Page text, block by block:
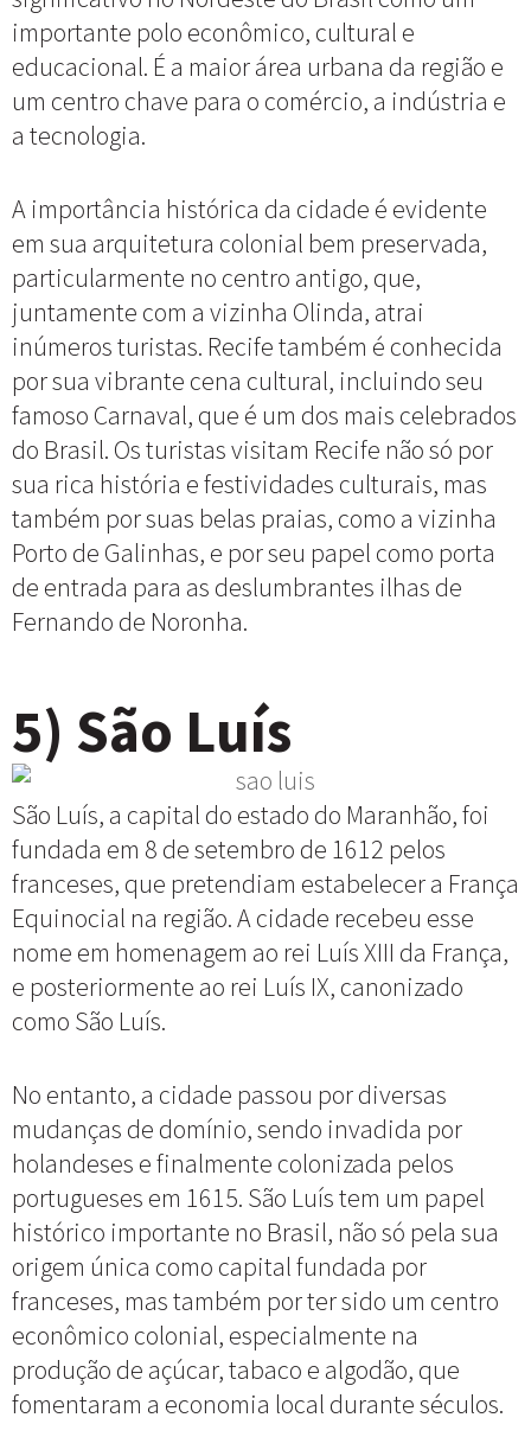
importante polo econômico, cultural e
educacional. É a maior área urbana da região e
um centro chave para o comércio, a indústria e
a tecnologia.
A importância histórica da cidade é evidente
em sua arquitetura colonial bem preservada,
particularmente no centro antigo, que,
juntamente com a vizinha Olinda, atrai
inúmeros turistas. Recife também é conhecida
por sua vibrante cena cultural, incluindo seu
famoso Carnaval, que é um dos mais celebrados
do Brasil. Os turistas visitam Recife não só por
sua rica história e festividades culturais, mas
também por suas belas praias, como a vizinha
Porto de Galinhas, e por seu papel como porta
de entrada para as deslumbrantes ilhas de
Fernando de Noronha.
5) São Luís
São Luís, a capital do estado do Maranhão, foi
fundada em 8 de setembro de 1612 pelos
franceses, que pretendiam estabelecer a França
Equinocial na região. A cidade recebeu esse
nome em homenagem ao rei Luís XIII da França,
e posteriormente ao rei Luís IX, canonizado
como São Luís.
No entanto, a cidade passou por diversas
mudanças de domínio, sendo invadida por
holandeses e finalmente colonizada pelos
portugueses em 1615. São Luís tem um papel
histórico importante no Brasil, não só pela sua
origem única como capital fundada por
franceses, mas também por ter sido um centro
econômico colonial, especialmente na
produção de açúcar, tabaco e algodão, que
fomentaram a economia local durante séculos.